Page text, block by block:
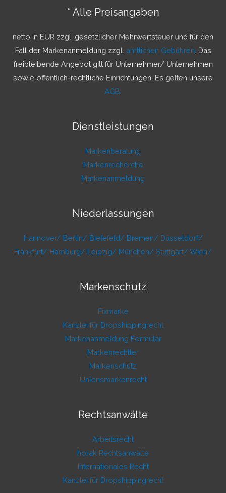
a
h
* Alle Preisangaben
netto in EUR zzgl. gesetzlicher Mehrwertsteuer und für den
Fall der Markenanmeldung zzgl. amtlichen Gebühren . Das
freibleibende Angebot gilt für Unternehmer/ Unternehmen
sowie öffentlich-rechtliche Einrichtungen. Es gelten unsere
AGB
Dienstleistungen
Markenberatung
Markenrecherche
Markenanmeldung
Niederlassungen
Hannover/ Berlin/ Bielefeld/ Bremen/ Düsseldorf/
Frankfurt/ Hamburg/ Leipzig/ München/ Stuttgart/ Wien/
Markenschutz
Fixmarke
Kanzlei für Dropshippingrecht
Markenanmeldung Formular
Markenrechtler
Markenschutz
Unionsmarkenrecht
Rechtsanwälte
Arbeitsrecht
horak Rechtsanwälte
Internationales Recht
Kanzlei für Dropshippingrecht